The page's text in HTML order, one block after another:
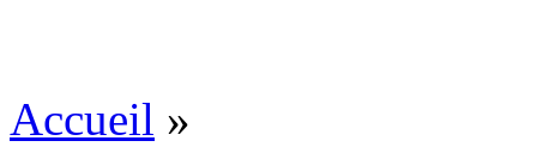
Accueil »